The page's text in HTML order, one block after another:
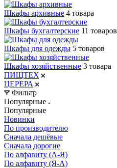
Шкафы архивные 4 товара
Шкафы бухгалтерские 11 товаров
Шкафы для одежды 5 товаров
Шкафы хозяйственные 3 товара
ПИЩТЕХ
ЦЕРЕРА
Фильтр
Популярные
Популярные
Новинки
По производителю
Сначала дешёвые
Сначала дорогие
По алфавиту (А-Я)
По алфавиту (Я-А)